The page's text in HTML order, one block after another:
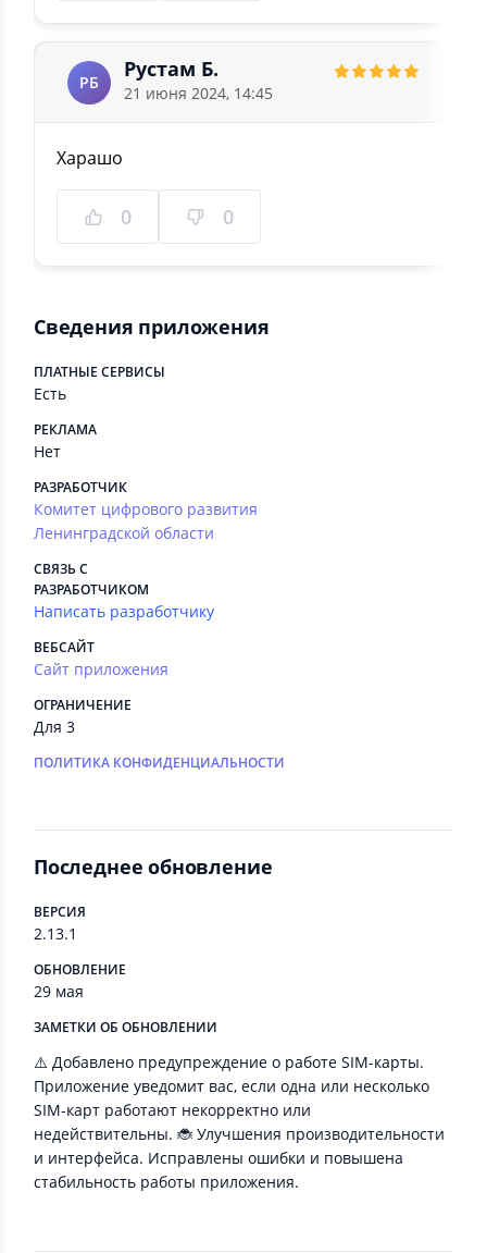
РБ
Рустам Б.
21 июня 2024, 14:45
Харашо
0 0
Сведения приложения
ПЛАТНЫЕ СЕРВИСЫ
Есть
РЕКЛАМА
Нет
РАЗРАБОТЧИК
Комитет цифрового развития
Ленинградской области
СВЯЗЬ С
РАЗРАБОТЧИКОМ
Написать разработчику
ВЕБСАЙТ
Сайт приложения
ОГРАНИЧЕНИЕ
Для 3
ПОЛИТИКА КОНФИДЕНЦИАЛЬНОСТИ
Последнее обновление
ВЕРСИЯ
2.13.1
ОБНОВЛЕНИЕ
29 мая
ЗАМЕТКИ ОБ ОБНОВЛЕНИИ
⚠️ Добавлено предупреждение о работе SIM-карты.
Приложение уведомит вас, если одна или несколько
SIM-карт работают некорректно или
недействительны. 🐞 Улучшения производительности
и интерфейса. Исправлены ошибки и повышена
стабильность работы приложения.